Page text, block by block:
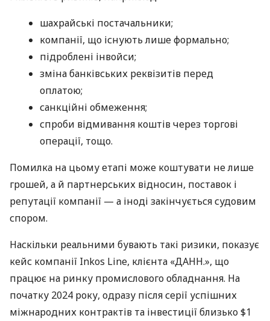
шахрайські постачальники;
компанії, що існують лише формально;
підроблені інвойси;
зміна банківських реквізитів перед
оплатою;
санкційні обмеження;
спроби відмивання коштів через торгові
операції, тощо.
Помилка на цьому етапі може коштувати не лише
грошей, а й партнерських відносин, поставок і
репутації компанії — а іноді закінчується судовим
спором.
Наскільки реальними бувають такі ризики, показує
кейс компанії Inkos Line, клієнта «ДАНН.», що
працює на ринку промислового обладнання. На
початку 2024 року, одразу після серії успішних
міжнародних контрактів та інвестиції близько $1